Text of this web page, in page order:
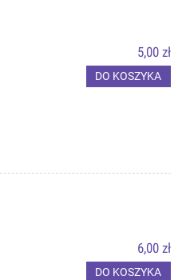
5,00 zł
DO KOSZYKA
6,00 zł
DO KOSZYKA